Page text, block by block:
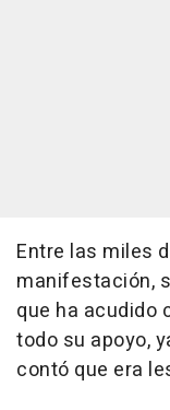
Entre las miles
manifestación,
que ha acudido
todo su apoyo,
contó que era